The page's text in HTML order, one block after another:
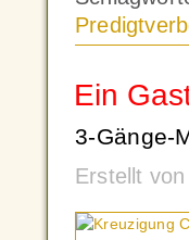
Ein
3-Gänge-
Erstellt